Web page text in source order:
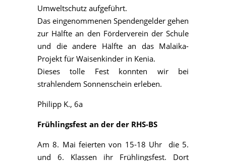
Umweltschutz aufgeführt.
Das eingenommenen Spendengelder gehen
zur Hälfte an den Förderverein der Schule
und die andere Hälfte an das Malaika-
Projekt für Waisenkinder in Kenia.
Dieses tolle Fest konnten wir bei
strahlendem Sonnenschein erleben.
Philipp K., 6a
Frühlingsfest an der der RHS-BS
Am 8. Mai feierten von 15-18 Uhr die 5.
und 6. Klassen ihr Frühlingsfest. Dort